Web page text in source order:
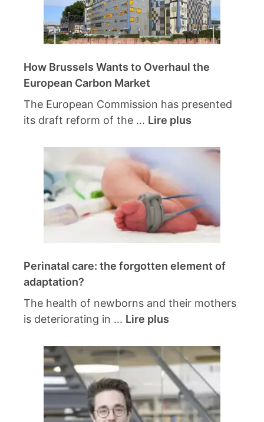
How Brussels Wants to Overhaul the
European Carbon Market
The European Commission has presented
its draft reform of the ... Lire plus
Perinatal care: the forgotten element of
adaptation?
The health of newborns and their mothers
is deteriorating in ... Lire plus